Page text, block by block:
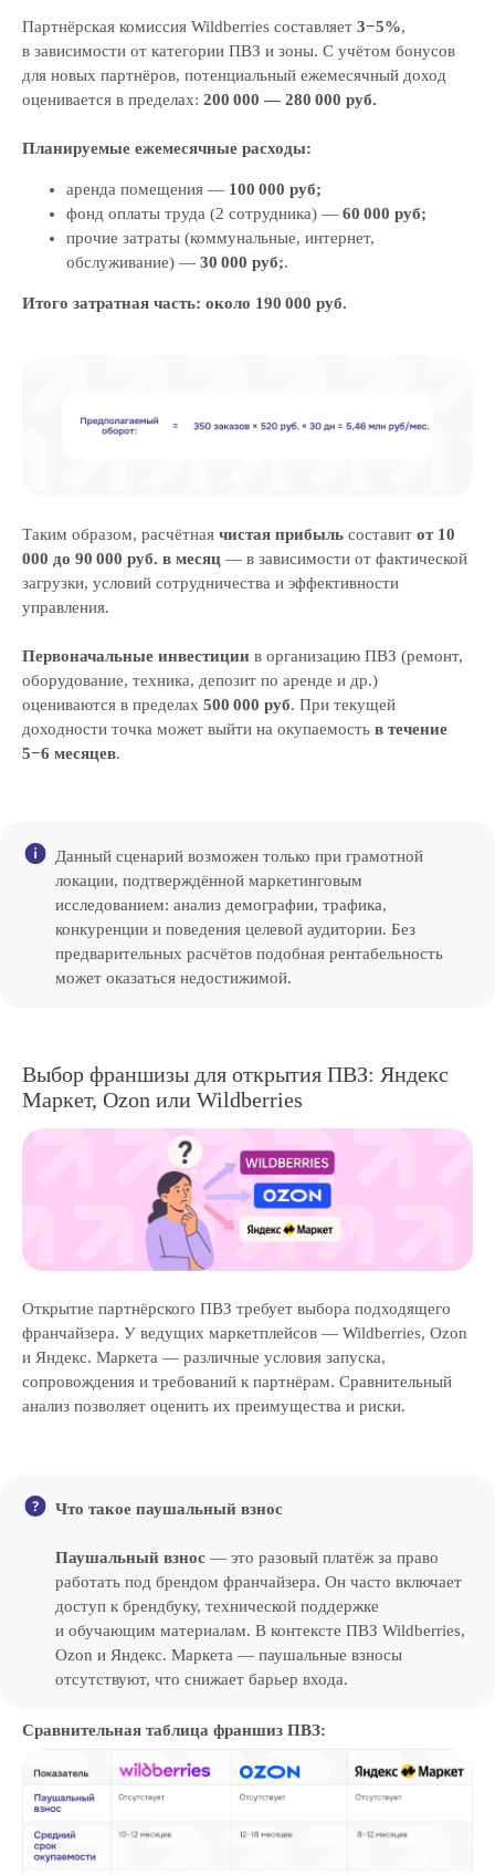
Партнёрская комиссия Wildberries составляет 3−5%,
в зависимости от категории ПВЗ и зоны. С учётом бонусов
для новых партнёров, потенциальный ежемесячный доход
оценивается в пределах: 200 000 — 280 000 руб.
Планируемые ежемесячные расходы:
аренда помещения — 100 000 руб;
фонд оплаты труда (2 сотрудника) — 60 000 руб;
прочие затраты (коммунальные, интернет,
обслуживание) — 30 000 руб;.
Итого затратная часть: около 190 000 руб.
Таким образом, расчётная чистая прибыль составит от 10
000 до 90 000 руб. в месяц — в зависимости от фактической
загрузки, условий сотрудничества и эффективности
управления.
Первоначальные инвестиции в организацию ПВЗ (ремонт,
оборудование, техника, депозит по аренде и др.)
оцениваются в пределах 500 000 руб. При текущей
доходности точка может выйти на окупаемость в течение
5−6 месяцев.
Данный сценарий возможен только при грамотной
локации, подтверждённой маркетинговым
исследованием: анализ демографии, трафика,
конкуренции и поведения целевой аудитории. Без
предварительных расчётов подобная рентабельность
может оказаться недостижимой.
Выбор франшизы для открытия ПВЗ: Яндекс
Маркет, Ozon или Wildberries
Открытие партнёрского ПВЗ требует выбора подходящего
франчайзера. У ведущих маркетплейсов — Wildberries, Ozon
и Яндекс. Маркета — различные условия запуска,
сопровождения и требований к партнёрам. Сравнительный
анализ позволяет оценить их преимущества и риски.
Что такое паушальный взнос
Паушальный взнос — это разовый платёж за право
работать под брендом франчайзера. Он часто включает
доступ к брендбуку, технической поддержке
и обучающим материалам. В контексте ПВЗ Wildberries,
Ozon и Яндекс. Маркета — паушальные взносы
отсутствуют, что снижает барьер входа.
Сравнительная таблица франшиз ПВЗ: